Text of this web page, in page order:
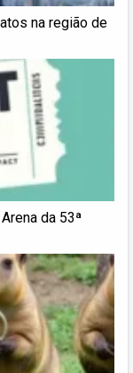
na região de
da 53ª